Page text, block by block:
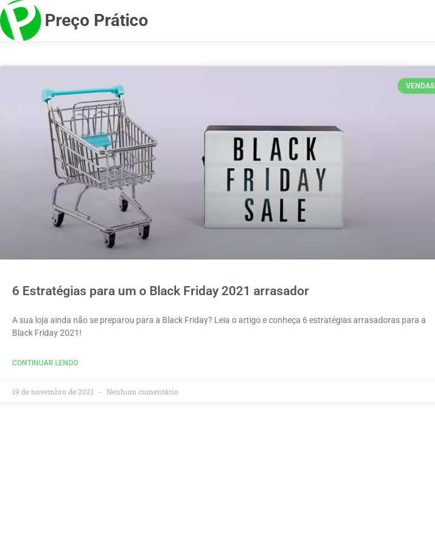
Preço Prático
VENDAS
6 Estratégias para um o Black Friday 2021 arrasador
A sua loja ainda não se preparou para a Black Friday? Leia o artigo e conheça 6 estratégias arrasadoras para a
Black Friday 2021!
CONTINUAR LENDO
19 de novembro de 2021 Nenhum comentário